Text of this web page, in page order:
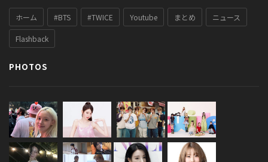
ホーム #BTS #TWICE Youtube まとめ ニュース
Flashback
PHOTOS